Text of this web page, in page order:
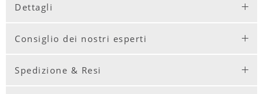
Dettagli
Consiglio dei nostri esperti
Spedizione & Resi